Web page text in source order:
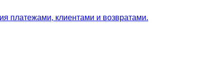
платежами, клиентами и возвратами.